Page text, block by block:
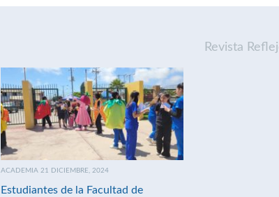
ACADEMIA 21 DICIEMBRE, 2024
Estudiantes de la Facultad de
Revista